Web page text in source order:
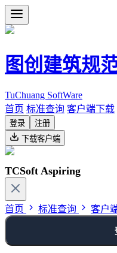
图创建筑规
TuChuang SoftWare
首页 标准查询 客户端下载
登录
注册
下载客户端
TCSoft Aspiring
首页 标准查询 客户